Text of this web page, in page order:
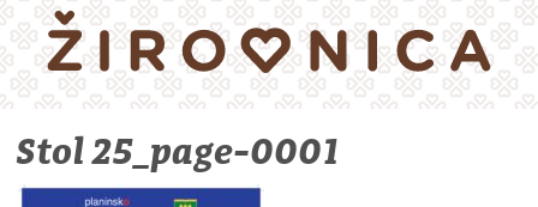
Stol 25_page-0001